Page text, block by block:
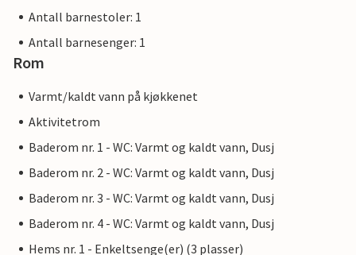
Antall barnestoler: 1
Antall barnesenger: 1
Rom
Varmt/kaldt vann på kjøkkenet
Aktivitetrom
Baderom nr. 1 - WC: Varmt og kaldt vann, Dusj
Baderom nr. 2 - WC: Varmt og kaldt vann, Dusj
Baderom nr. 3 - WC: Varmt og kaldt vann, Dusj
Baderom nr. 4 - WC: Varmt og kaldt vann, Dusj
Hems nr. 1 - Enkeltsenge(er) (3 plasser)